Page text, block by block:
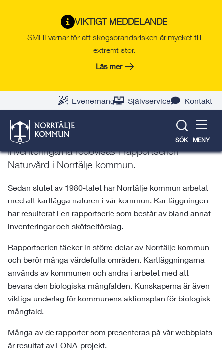
VIKTIGT MEDDELANDE
SMHI varnar för att skogsbrandsrisken är mycket till
extremt stor.
Läs mer
Evenemang Självservice Kontakt
SÖK MENY
Klimat och natur
Projekt Naturvård
Norrtälje kommun har länge arbetat med att
kartlägga naturen i kommunen. Kunskapen
används av kommunen och andra i arbetet med
att bevara den biologiska mångfalden.
Inventeringarna redovisas i rapportserien
Naturvård i Norrtälje kommun.
Sedan slutet av 1980-talet har Norrtälje kommun arbetat
med att kartlägga naturen i vår kommun. Kartläggningen
har resulterat i en rapportserie som består av bland annat
inventeringar och skötselförslag.
Rapportserien täcker in större delar av Norrtälje kommun
och berör många värdefulla områden. Kartläggningarna
används av kommunen och andra i arbetet med att
bevara den biologiska mångfalden. Kunskaperna är även
viktiga underlag för kommunens aktionsplan för biologisk
mångfald.
Många av de rapporter som presenteras på vår webbplats
är resultat av LONA-projekt.